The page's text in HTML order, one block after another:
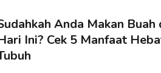
Anda Makan Buah
Ini? Cek 5 Manfaat